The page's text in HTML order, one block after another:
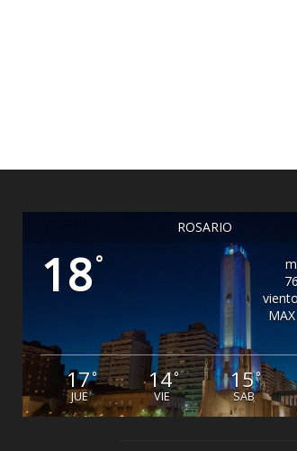
ROSARIO
18°
17°
JUE
14°
VIE
15°
SAB